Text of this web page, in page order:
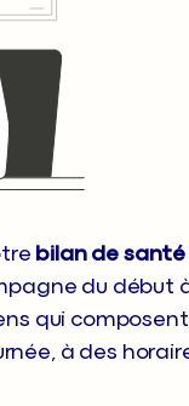
bilan de santé
du début
qui
à des